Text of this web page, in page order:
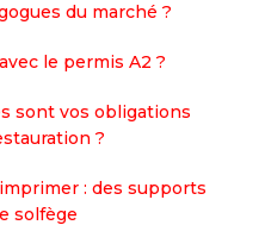
du marché ?
le permis A2 ?
sont vos obligations
?
: des supports
solfège